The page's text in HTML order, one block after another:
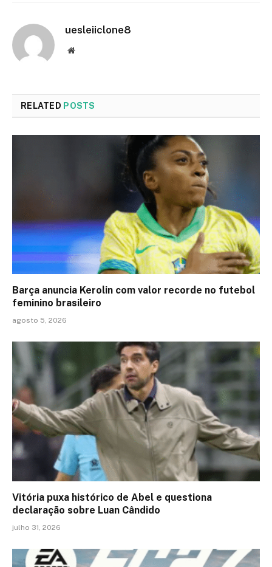
uesleiiclone8
Website
RELATED POSTS
Barça anuncia Kerolin com valor recorde no futebol
feminino brasileiro
agosto 5, 2026
Vitória puxa histórico de Abel e questiona
declaração sobre Luan Cândido
julho 31, 2026